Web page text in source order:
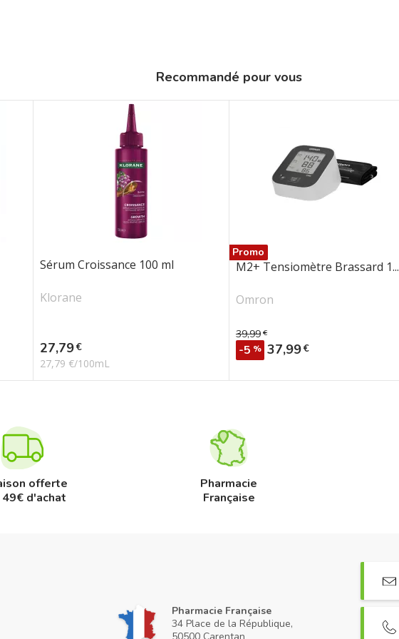
Recommandé pour vous
Sérum Croissance 100 ml
Klorane
Prix
27,79€
27,79 €/100mL
Promo
M2+ Tensiomètre Brassard 1...
Omron
Prix de base
39,99 €
-5 % Prix
37,99€
offerte
d'achat
Pharmacie
Française
Pharmacie Française
34 Place de la République,
50500 Carentan